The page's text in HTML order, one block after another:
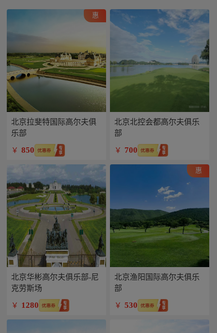
惠
北京拉斐特国际高尔夫俱
乐部
￥ 850
北京北控会都高尔夫俱乐
部
￥ 700
北京华彬高尔夫俱乐部-尼
克劳斯场
￥ 1280
惠
北京渔阳国际高尔夫俱乐
部
￥ 530